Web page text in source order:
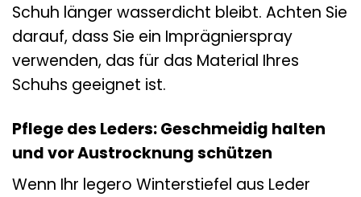
Schuh länger wasserdicht bleibt. Achten Sie
darauf, dass Sie ein Imprägnierspray
verwenden, das für das Material Ihres
Schuhs geeignet ist.
Pflege des Leders: Geschmeidig halten
und vor Austrocknung schützen
Wenn Ihr legero Winterstiefel aus Leder